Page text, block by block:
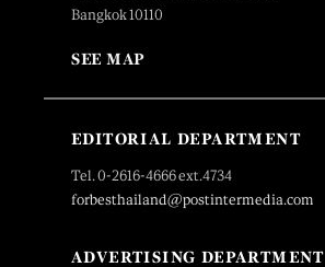
Bangkok 10110
SEE MAP
EDITORIAL DEPARTMENT
Tel. 0-2616-4666 ext.4734
forbesthailand@postintermedia.com
ADVERTISING DEPARTMENT